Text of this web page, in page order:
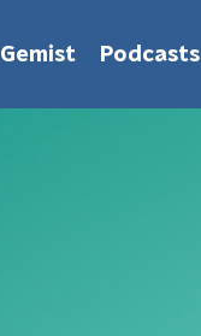
Gemist Podcasts